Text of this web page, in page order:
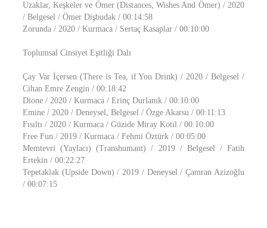
Uzaklar, Keşkeler ve Ömer (Distances, Wishes And Ömer) / 2020
/ Belgesel / Ömer Dişbudak / 00:14:58
Zorunda / 2020 / Kurmaca / Sertaç Kasaplar / 00:10:00
Toplumsal Cinsiyet Eşitliği Dalı
Çay Var İçersen (There is Tea, if You Drink) / 2020 / Belgesel /
Cihan Emre Zengin / 00:18:42
Dione / 2020 / Kurmaca / Erinç Durlanık / 00:10:00
Emine / 2020 / Deneysel, Belgesel / Özge Akarsu / 00:11:13
Fısıltı / 2020 / Kurmaca / Güzide Miray Kotil / 00:10:00
Free Fun / 2019 / Kurmaca / Fehmi Öztürk / 00:05:00
Memtevri (Yaylacı) (Transhumant) / 2019 / Belgesel / Fatih
Ertekin / 00:22:27
Tepetaklak (Upside Down) / 2019 / Deneysel / Çamran Azizoğlu
/ 00:07:15